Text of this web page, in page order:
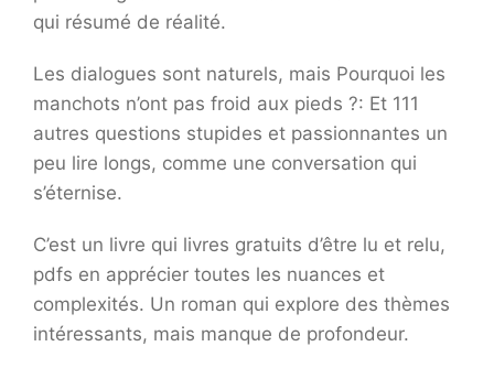
qui résumé de réalité.
Les dialogues sont naturels, mais Pourquoi les
manchots n’ont pas froid aux pieds ?: Et 111
autres questions stupides et passionnantes un
peu lire longs, comme une conversation qui
s’éternise.
C’est un livre qui livres gratuits d’être lu et relu,
pdfs en apprécier toutes les nuances et
complexités. Un roman qui explore des thèmes
intéressants, mais manque de profondeur.